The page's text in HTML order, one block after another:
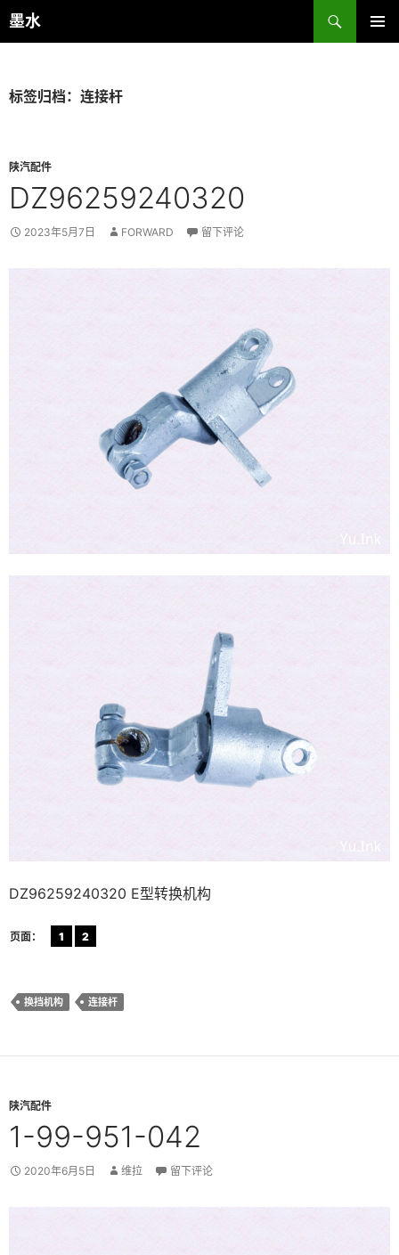
跳
至
墨水
搜
索
标签归档：连接杆
陕汽配件
DZ96259240320
2023年5月7日 FORWARD 留下评论
DZ96259240320 E型转换机构
页面： 1 2
换挡机构 连接杆
陕汽配件
1-99-951-042
2020年6月5日 维拉 留下评论